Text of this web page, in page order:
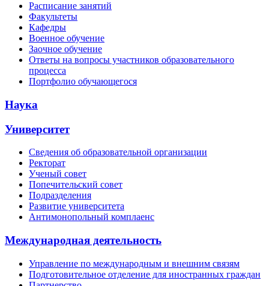
Расписание занятий
Факультеты
Кафедры
Военное обучение
Заочное обучение
Ответы на вопросы участников образовательного
процесса
Портфолио обучающегося
Наука
Университет
Сведения об образовательной организации
Ректорат
Ученый совет
Попечительский совет
Подразделения
Развитие университета
Антимонопольный комплаенс
Международная деятельность
Управление по международным и внешним связям
Подготовительное отделение для иностранных граждан